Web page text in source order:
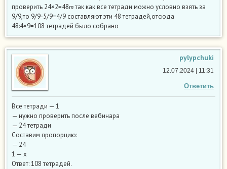
проверить 24×2=48
так как все тетради можно условно взять за
9/9,то 9/9-5/9=4/9 составляют эти 48 тетрадей,отсюда
48:4×9=108 тетрадей было собрано
pylypchuki
Ответить
12.07.2024 | 11:31
Все тетради — 1
— нужно проверить после вебинара
— 24 тетради
Составим пропорцию:
— 24
1 — x
Ответ: 108 тетрадей.